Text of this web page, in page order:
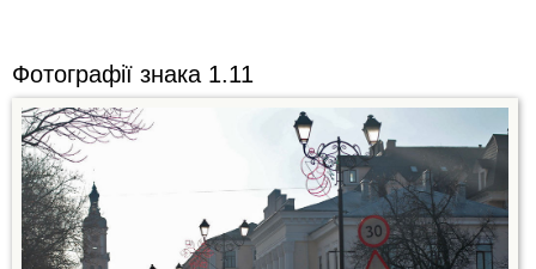
Фотографії знака 1.11